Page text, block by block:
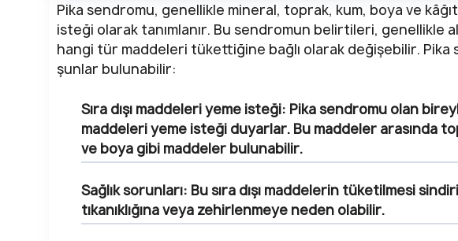
Pika sendromu, genellikle mineral, toprak, kum, boya ve kâğıt
isteği olarak tanımlanır. Bu sendromun belirtileri, genellikle
hangi tür maddeleri tükettiğine bağlı olarak değişebilir. Pika
şunlar bulunabilir:
Sıra dışı maddeleri yeme isteği: Pika sendromu olan
maddeleri yeme isteği duyarlar. Bu maddeler arasında
ve boya gibi maddeler bulunabilir.
Sağlık sorunları: Bu sıra dışı maddelerin tüketilmesi
tıkanıklığına veya zehirlenmeye neden olabilir.